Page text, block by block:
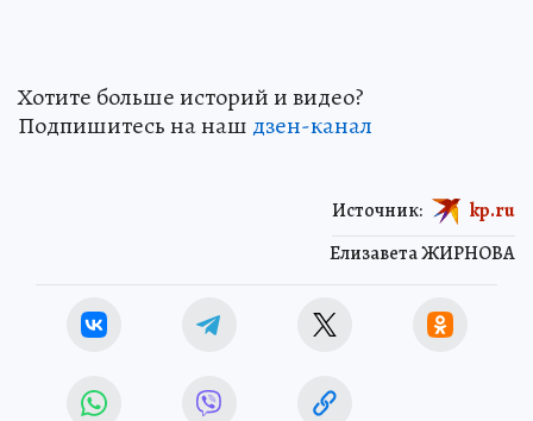
Хотите больше историй и видео?
Подпишитесь на наш дзен-канал
Елизавета ЖИРНОВА
Источник: kp.ru